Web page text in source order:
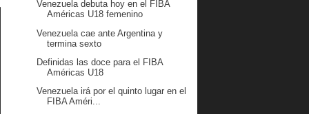
Venezuela debuta hoy en el FIBA
Américas U18 femenino
Venezuela cae ante Argentina y
termina sexto
Definidas las doce para el FIBA
Américas U18
Venezuela irá por el quinto lugar en el
FIBA Améri...